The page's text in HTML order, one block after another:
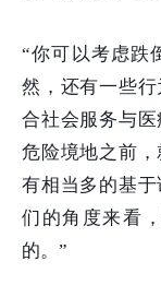
“你可以考虑跌
然，还有一些
合社会服务与
危险境地之前
有相当多的基
们的角度来看
的。”